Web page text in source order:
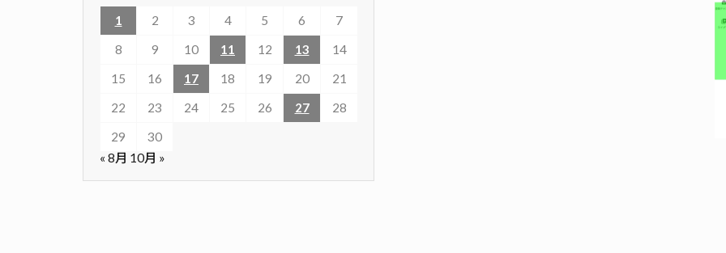
1 2 3 4 5 6
7
8
9 10 11 12 13
14
15
16 17 18 19 20
21
22
23 24 25 26 27
28
29
30
« 8月 10月 »